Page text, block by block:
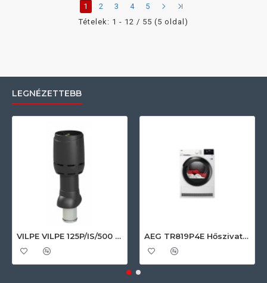
1 2 3 4
5
Tételek: 1 - 12 / 55 (5 oldal)
LEGNÉZETTEBB
VILPE VILPE 125P/IS/500 FLOW tetőszellőző, fekete Szellőztető ventilátor tartozékok AEG TR819P4E Hőszivattyús szárítógép